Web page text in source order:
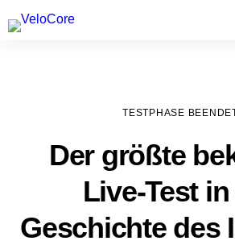
Agenturen & Webdesigner
TESTPHASE
Der größte
Live-Test
Geschichte des